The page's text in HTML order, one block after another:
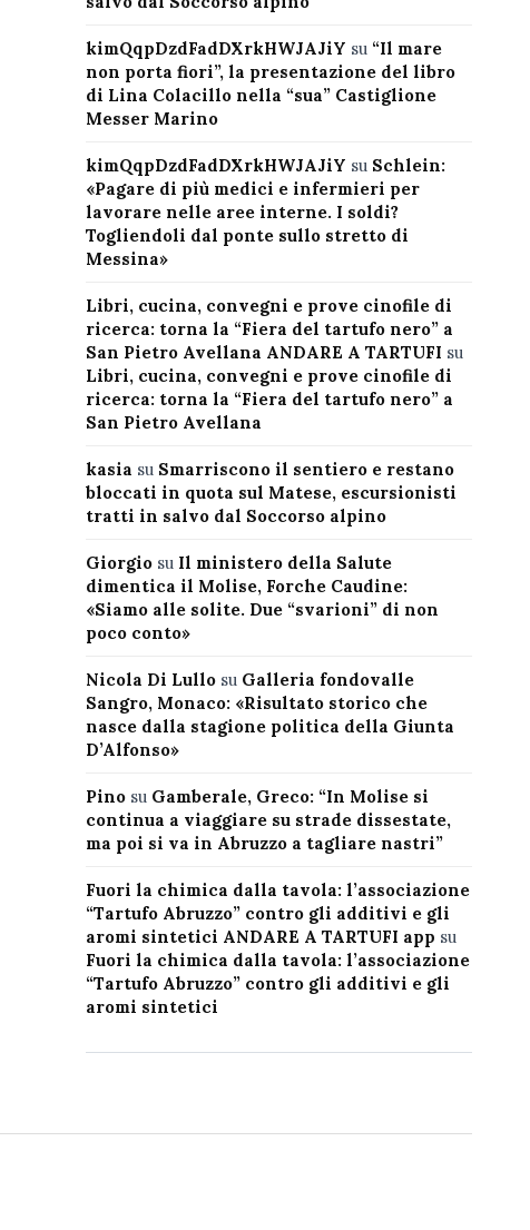
kimQqpDzdFadDXrkHWJAJiY su “Il mare
non porta fiori”, la presentazione del libro
di Lina Colacillo nella “sua” Castiglione
Messer Marino
kimQqpDzdFadDXrkHWJAJiY su Schlein:
«Pagare di più medici e infermieri per
lavorare nelle aree interne. I soldi?
Togliendoli dal ponte sullo stretto di
Messina»
Libri, cucina, convegni e prove cinofile di
ricerca: torna la “Fiera del tartufo nero” a
San Pietro Avellana ANDARE A TARTUFI su
Libri, cucina, convegni e prove cinofile di
ricerca: torna la “Fiera del tartufo nero” a
San Pietro Avellana
kasia su Smarriscono il sentiero e restano
bloccati in quota sul Matese, escursionisti
tratti in salvo dal Soccorso alpino
Giorgiosu Il ministero della Salute
dimentica il Molise, Forche Caudine:
«Siamo alle solite. Due “svarioni” di non
poco conto»
Nicola Di Lullosu Galleria fondovalle
Sangro, Monaco: «Risultato storico che
nasce dalla stagione politica della Giunta
D’Alfonso»
Pinosu Gamberale, Greco: “In Molise si
continua a viaggiare su strade dissestate,
ma poi si va in Abruzzo a tagliare nastri”
Fuori la chimica dalla tavola: l’associazione
“Tartufo Abruzzo” contro gli additivi e gli
aromi sintetici ANDARE A TARTUFI app su
Fuori la chimica dalla tavola: l’associazione
“Tartufo Abruzzo” contro gli additivi e gli
aromi sintetici